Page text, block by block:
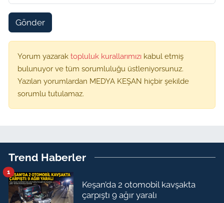
Gönder
Yorum yazarak topluluk kurallarımızı kabul etmiş
bulunuyor ve tüm sorumluluğu üstleniyorsunuz.
Yazılan yorumlardan MEDYA KEŞAN hiçbir şekilde
sorumlu tutulamaz.
Trend Haberler
Keşan’da 2 otomobil kavşakta
çarpıştı 9 ağır yaralı
1